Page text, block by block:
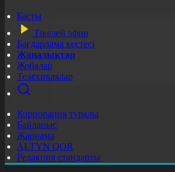
Басты
Тікелей эфир
Бағдарлама кестесі
Жаңалықтар
Жобалар
Телехикаялар
Корпорация туралы
Байланыс
Жарнама
ALTYN QOR
Редакция стандарты